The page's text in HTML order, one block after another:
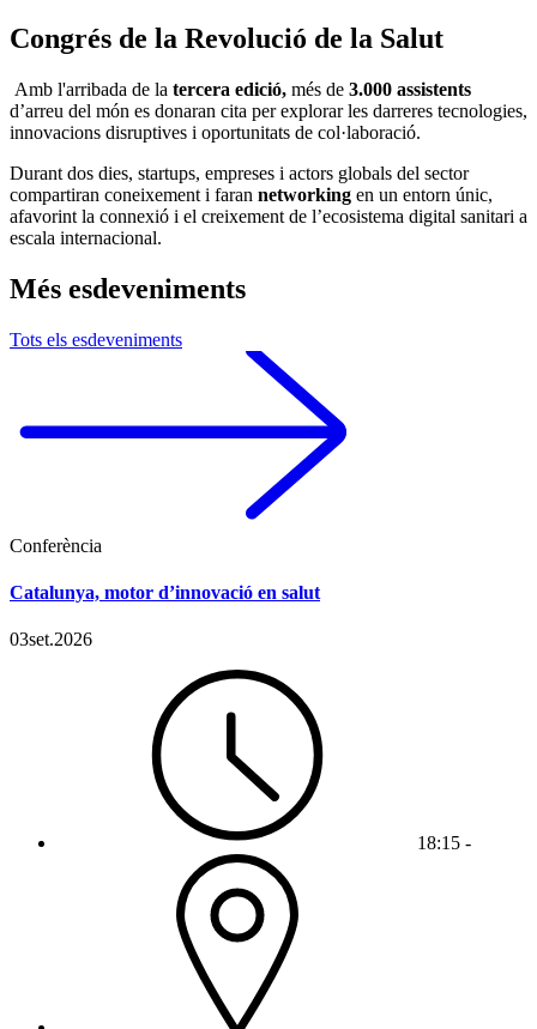
Congrés de la Revolució de la Salut
Amb l'arribada de la tercera edició, més de 3.000 assistents
d’arreu del món es donaran cita per explorar les darreres tecnologies,
innovacions disruptives i oportunitats de col·laboració.
Durant dos dies, startups, empreses i actors globals del sector
compartiran coneixement i faran networking en un entorn únic,
afavorint la connexió i el creixement de l’ecosistema digital sanitari a
escala internacional.
Més esdeveniments
Tots els esdeveniments
Conferència
Catalunya, motor d’innovació en salut
03set.2026
18:15 -